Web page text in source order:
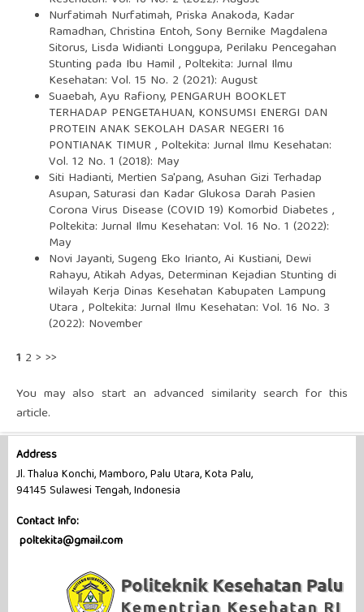
Nurfatimah Nurfatimah, Priska Anakoda, Kadar
Ramadhan, Christina Entoh, Sony Bernike Magdalena
Sitorus, Lisda Widianti Longgupa, Perilaku Pencegahan
Stunting pada Ibu Hamil , Poltekita: Jurnal Ilmu
Kesehatan: Vol. 15 No. 2 (2021): August
Suaebah, Ayu Rafiony, PENGARUH BOOKLET
TERHADAP PENGETAHUAN, KONSUMSI ENERGI DAN
PROTEIN ANAK SEKOLAH DASAR NEGERI 16
PONTIANAK TIMUR, Poltekita: Jurnal Ilmu Kesehatan:
Vol. 12 No. 1 (2018): May
Siti Hadianti, Mertien Sa'pang,Asuhan Gizi Terhadap
Asupan, Saturasi dan Kadar Glukosa Darah Pasien
Corona Virus Disease (COVID 19) Komorbid Diabetes ,
Poltekita: Jurnal Ilmu Kesehatan: Vol. 16 No. 1 (2022):
May
Novi Jayanti, Sugeng Eko Irianto, Ai Kustiani, Dewi
Rahayu, Atikah Adyas, Determinan Kejadian Stunting di
Wilayah Kerja Dinas Kesehatan Kabupaten Lampung
Utara , Poltekita: Jurnal Ilmu Kesehatan: Vol. 16 No. 3
(2022): November
1 2 > >>
You may also start an advanced similarity search for this
article.
Address
Jl. Thalua Konchi, Mamboro, Palu Utara, Kota Palu,
94145 Sulawesi Tengah, Indonesia
Contact Info:
poltekita@gmail.com